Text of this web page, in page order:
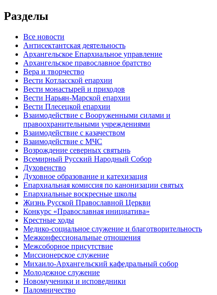
Разделы
Все новости
Антисектантская деятельность
Архангельское Епархиальное управление
Архангельское православное братство
Вера и творчество
Вести Котласской епархии
Вести монастырей и приходов
Вести Нарьян-Марской епархии
Вести Плесецкой епархии
Взаимодействие с Вооруженными силами и
правоохранительными учреждениями
Взаимодействие с казачеством
Взаимодействие с МЧС
Возрождение северных святынь
Всемирный Русский Народный Собор
Духовенство
Духовное образование и катехизация
Епархиальная комиссия по канонизации святых
Епархиальные воскресные школы
Жизнь Русской Православной Церкви
Конкурс «Православная инициатива»
Крестные ходы
Медико-социальное служение и благотворительность
Межконфессиональные отношения
Межсоборное присутствие
Миссионерское служение
Михаило-Архангельский кафедральный собор
Молодежное служение
Новомученики и исповедники
Паломничество